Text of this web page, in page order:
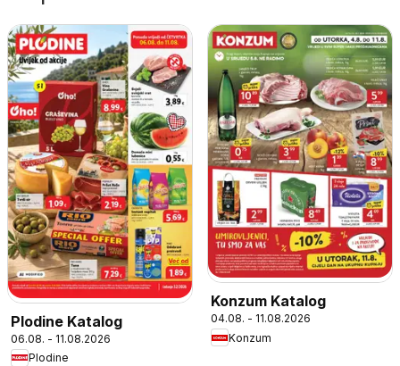
Plodine Katalog
06.08. - 11.08.2026
Plodine
Konzum Katalog
04.08. - 11.08.2026
Konzum